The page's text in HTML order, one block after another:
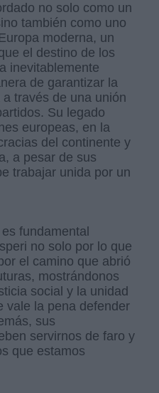
no solo como un
también como uno
moderna, un
el destino de los
inevitablemente
de garantizar la
través de una unión
Su legado
europeas, en la
del continente y
a pesar de sus
trabajar unida por un
fundamental
no solo por lo que
el camino que abrió
mostrándonos
social y la unidad
vale la pena defender
sus
servirnos de faro y
que estamos